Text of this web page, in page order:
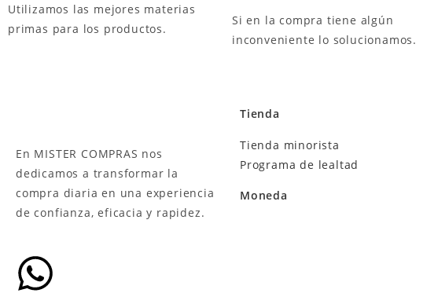
Utilizamos las mejores materias
primas para los productos.
Si en la compra tiene algún
inconveniente lo solucionamos.
En MISTER COMPRAS nos
dedicamos a transformar la
compra diaria en una experiencia
de confianza, eficacia y rapidez.
Tienda
Tienda minorista
Programa de lealtad
Moneda